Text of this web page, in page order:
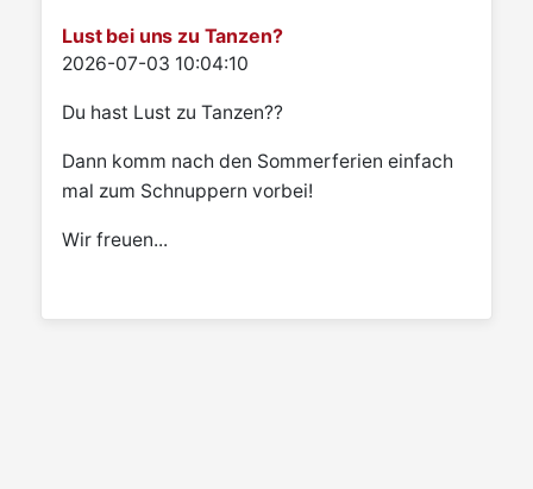
Lust bei uns zu Tanzen?
Details
2026-07-03 10:04:10
Du hast Lust zu Tanzen??
Dann komm nach den Sommerferien einfach
mal zum Schnuppern vorbei!
Wir freuen...